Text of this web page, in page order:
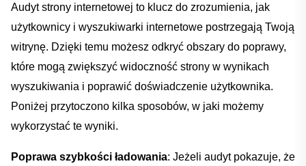
Audyt strony ⁤internetowej ​to klucz do zrozumienia, jak
użytkownicy i wyszukiwarki internetowe postrzegają Twoją
witrynę. Dzięki temu możesz odkryć obszary do poprawy,
które mogą zwiększyć widoczność strony w wynikach
wyszukiwania i poprawić doświadczenie użytkownika.
Poniżej przytoczono kilka sposobów, w jaki‌ możemy‌
wykorzystać‍ te wyniki.
Poprawa szybkości ładowania: Jeżeli audyt pokazuje, że